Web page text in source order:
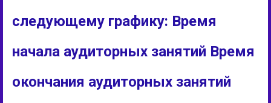
следующему графику: Время
начала аудиторных занятий Время
окончания аудиторных занятий